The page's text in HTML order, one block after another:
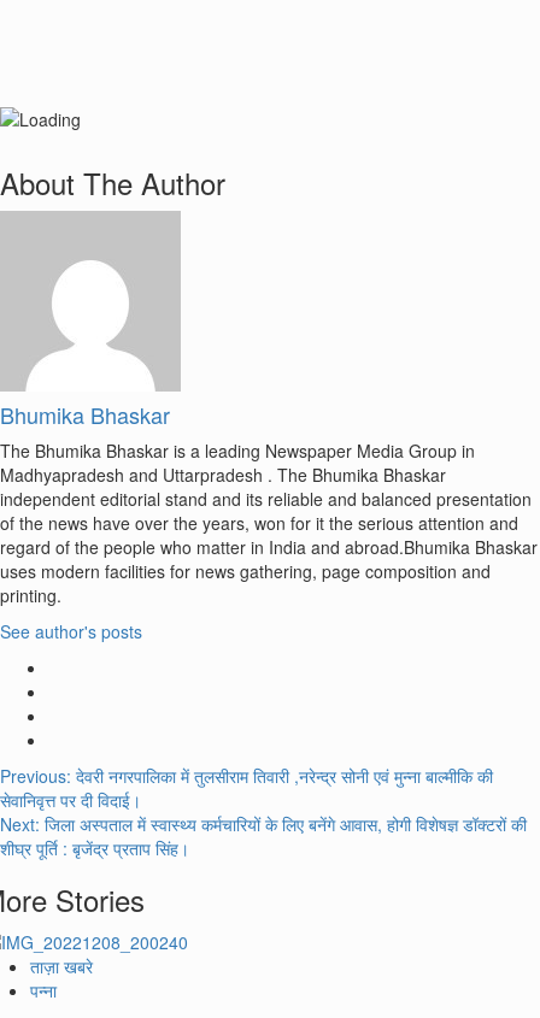
About The Author
Bhumika Bhaskar
The Bhumika Bhaskar is a leading Newspaper Media Group in
Madhyapradesh and Uttarpradesh . The Bhumika Bhaskar
independent editorial stand and its reliable and balanced presentation
of the news have over the years, won for it the serious attention and
regard of the people who matter in India and abroad.Bhumika Bhaskar
uses modern facilities for news gathering, page composition and
printing.
See author's posts
Post
navigation
Previous: देवरी नगरपालिका में तुलसीराम तिवारी ,नरेन्द्र सोनी एवं मुन्ना बाल्मीकि की
सेवानिवृत्त पर दी विदाई।
Next: जिला अस्पताल में स्वास्थ्य कर्मचारियों के लिए बनेंगे आवास, होगी विशेषज्ञ डॉक्टरों की
शीघ्र पूर्ति : बृजेंद्र प्रताप सिंह।
Stories
ताज़ा खबरे
पन्ना